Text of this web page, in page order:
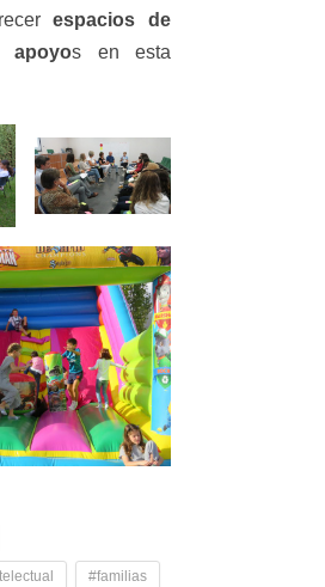
espacios de
apoyos en esta
#familias